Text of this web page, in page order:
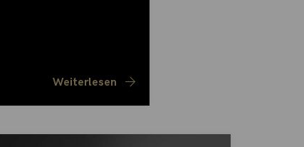
Weiterlesen